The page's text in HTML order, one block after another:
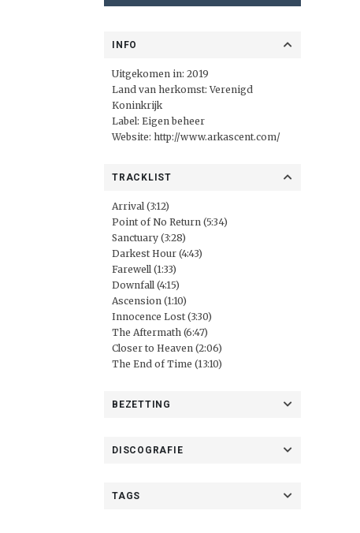
INFO
Uitgekomen in: 2019
Land van herkomst: Verenigd
Koninkrijk
Label: Eigen beheer
Website: http://www.arkascent.com/
TRACKLIST
Arrival (3:12)
Point of No Return (5:34)
Sanctuary (3:28)
Darkest Hour (4:43)
Farewell (1:33)
Downfall (4:15)
Ascension (1:10)
Innocence Lost (3:30)
The Aftermath (6:47)
Closer to Heaven (2:06)
The End of Time (13:10)
BEZETTING
DISCOGRAFIE
TAGS